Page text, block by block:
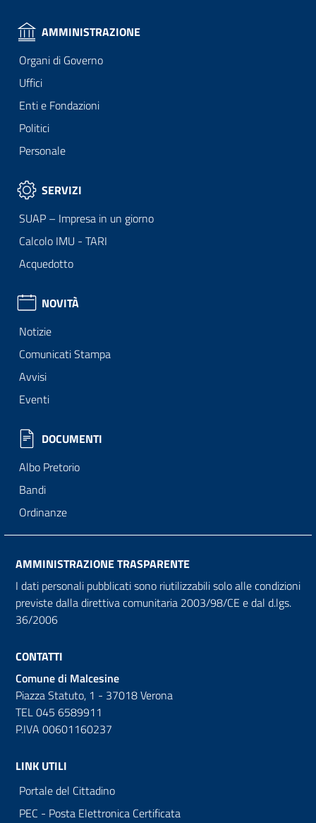
AMMINISTRAZIONE
Organi di Governo
Uffici
Enti e Fondazioni
Politici
Personale
SERVIZI
SUAP – Impresa in un giorno
Calcolo IMU - TARI
Acquedotto
NOVITÀ
Notizie
Comunicati Stampa
Avvisi
Eventi
DOCUMENTI
Albo Pretorio
Bandi
Ordinanze
AMMINISTRAZIONE TRASPARENTE
I dati personali pubblicati sono riutilizzabili solo alle condizioni
previste dalla direttiva comunitaria 2003/98/CE e dal d.lgs.
36/2006
CONTATTI
Comune di Malcesine
Piazza Statuto, 1 - 37018 Verona
TEL 045 6589911
P.IVA 00601160237
LINK UTILI
Portale del Cittadino
PEC - Posta Elettronica Certificata